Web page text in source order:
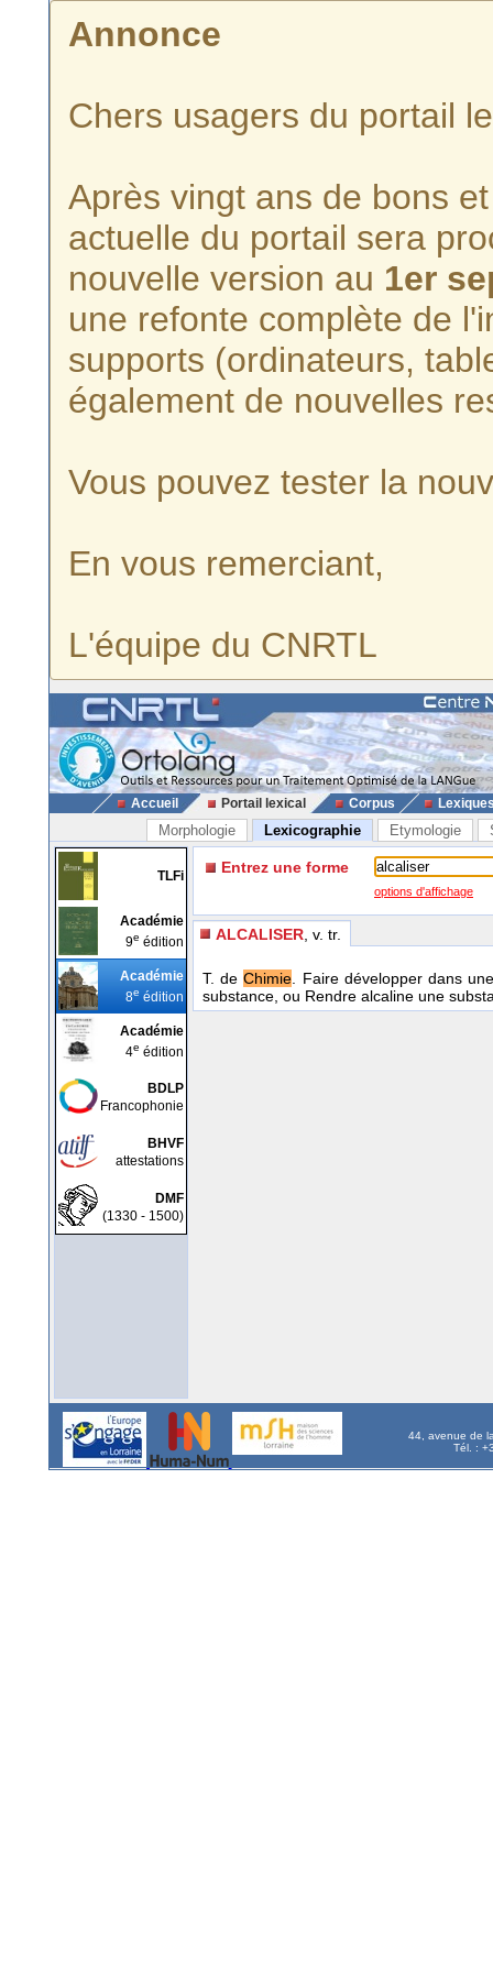
Annonce
Chers usagers du portail
Après vingt ans de bons
actuelle du portail sera
nouvelle version au 1er
une refonte complète de
supports (ordinateurs,
également de nouvelles
Vous pouvez tester la
En vous remerciant,
L'équipe du CNRTL
Accueil Portail lexical Corpus
Morphologie Lexicographie Etymologie
TLFi
Académie
9e édition
Académie
8e édition
Académie
4e édition
BDLP
Francophonie
BHVF
attestations
DMF
(1330 - 1500)
Entrez une forme
options d'affichage
ALCALISER , v. tr.
T. deChimie. Faire développer dans
substance, ou Rendre alcaline une
44, avenue de
Tél. :